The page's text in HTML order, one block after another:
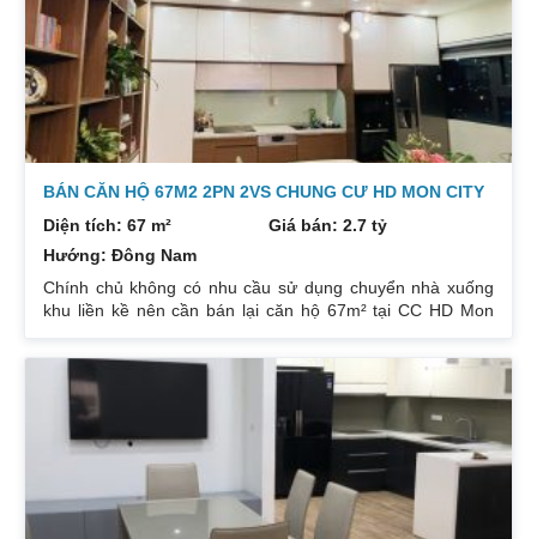
Nhà đã có sổ pháp
BÁN CĂN HỘ 67M2 2PN 2VS CHUNG CƯ HD MON CITY
Diện tích: 67 m²
Giá bán: 2.7 tỷ
Hướng: Đông Nam
Chính chủ không có nhu cầu sử dụng chuyển nhà xuống
khu liền kề nên cần bán lại căn hộ 67m² tại CC HD Mon
công hướng Đông Nam căn góc nhiều mặt thoáng và có
ban công nhỏ phòng ngủ chính. Đồ nội thất cao cấp bán
để lại toàn bộ nội thất cao cấp theo phong cách Châu Âu.
Sổ đỏ chính chủ xem nhà 24/24. Liên hệ xem nhà:
0832133366